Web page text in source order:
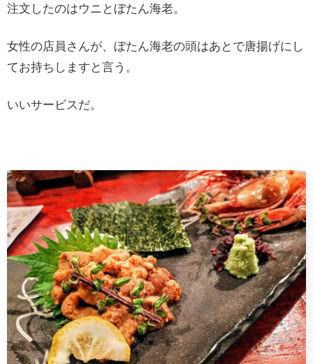
注文したのはウニとぼたん海老。
女性の店員さんが、ぼたん海老の頭はあとで唐揚げにし
てお持ちしますと言う。
いいサービスだ。